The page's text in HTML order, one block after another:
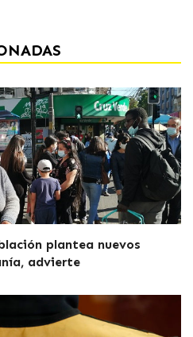
plantea nuevos
advierte